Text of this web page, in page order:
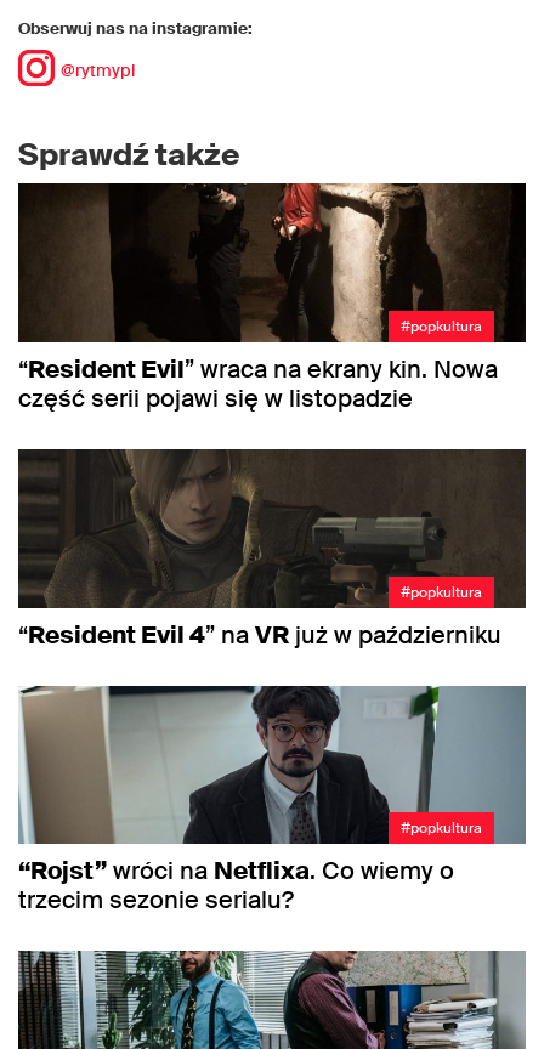
Obserwuj nas na instagramie:
@rytmypl
Sprawdź także
#popkultura
“Resident Evil” wraca na ekrany kin. Nowa
część serii pojawi się w listopadzie
#popkultura
“Resident Evil 4” naVR już w październiku
#popkultura
“Rojst”wróci na Netflixa. Co wiemy o
trzecim sezonie serialu?